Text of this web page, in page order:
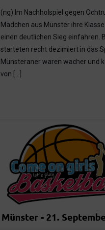
(ng) Im Nachholspiel gegen
Mädchen aus Münster ihre
einen deutlichen Sieg einfahren.
starteten recht dezimiert in das
Münsteraner waren wacher und
von […]